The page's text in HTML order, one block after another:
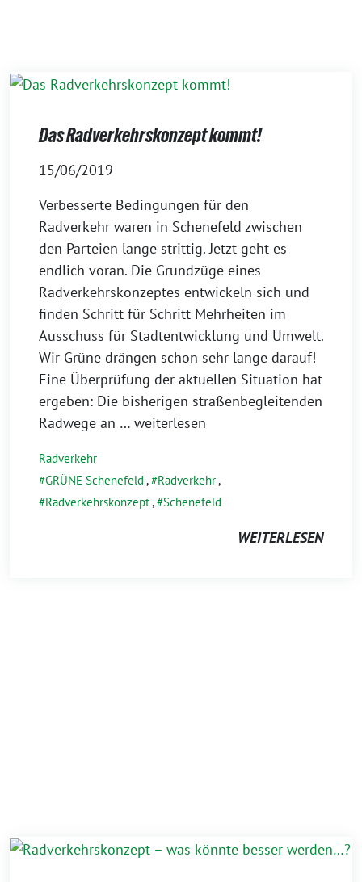
Das Radverkehrskonzept kommt!
15/06/2019
Verbesserte Bedingungen für den
Radverkehr waren in Schenefeld zwischen
den Parteien lange strittig. Jetzt geht es
endlich voran. Die Grundzüge eines
Radverkehrskonzeptes entwickeln sich und
finden Schritt für Schritt Mehrheiten im
Ausschuss für Stadtentwicklung und Umwelt.
Wir Grüne drängen schon sehr lange darauf!
Eine Überprüfung der aktuellen Situation hat
ergeben: Die bisherigen straßenbegleitenden
Radwege an … weiterlesen
Radverkehr
GRÜNE Schenefeld , Radverkehr,
Radverkehrskonzept, Schenefeld
WEITERLESEN